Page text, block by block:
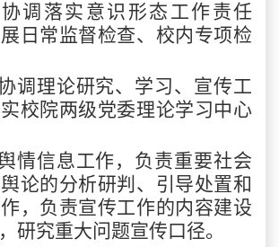
调落实意识形态工作责任
日常监督检查、校内专项检
调理论研究、学习、宣传工
校院两级党委理论学习中心
情信息工作，负责重要社会
论的分析研判、引导处置和
，负责宣传工作的内容建设
研究重大问题宣传口径。